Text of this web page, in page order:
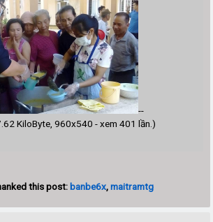
--
KiloByte, 960x540 - xem 401 lần.)
this post: banbe6x,maitramtg